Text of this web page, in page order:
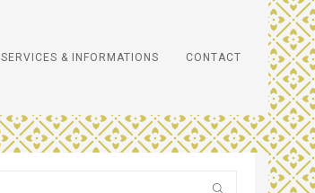
SERVICES & INFORMATIONS CONTACT